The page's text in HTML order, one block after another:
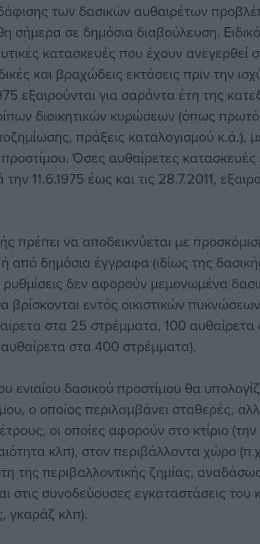
των δασικών αυθαιρέτων
σήμερα σε δημόσια διαβούλευση.
κατασκευές που έχουν ανεγερθεί
και βραχώδεις εκτάσεις πριν την
εξαιρούνται για σαράντα έτη της
διοικητικών κυρώσεων (όπως
πράξεις καταλογισμού κ.ά.),
Όσες αυθαίρετες κατασκευές
11.6.1975 έως και τις 28.7.2011,
πρέπει να αποδεικνύεται με
δημόσια έγγραφα (ιδίως της
ρυθμίσεις δεν αφορούν μεμονωμένα
βρίσκονται εντός οικιστικών
στα 25 στρέμματα, 100 αυθαίρετα
στα 400 στρέμματα).
ενιαίου δασικού προστίμου θα
ο οποίος περιλαμβάνει σταθερές,
οι οποίες αφορούν στο κτίριο (την
κλπ), στον περιβάλλοντα χώρο
της περιβαλλοντικής ζημίας,
στις συνοδεύουσες εγκαταστάσεις του
γκαράζ κλπ).